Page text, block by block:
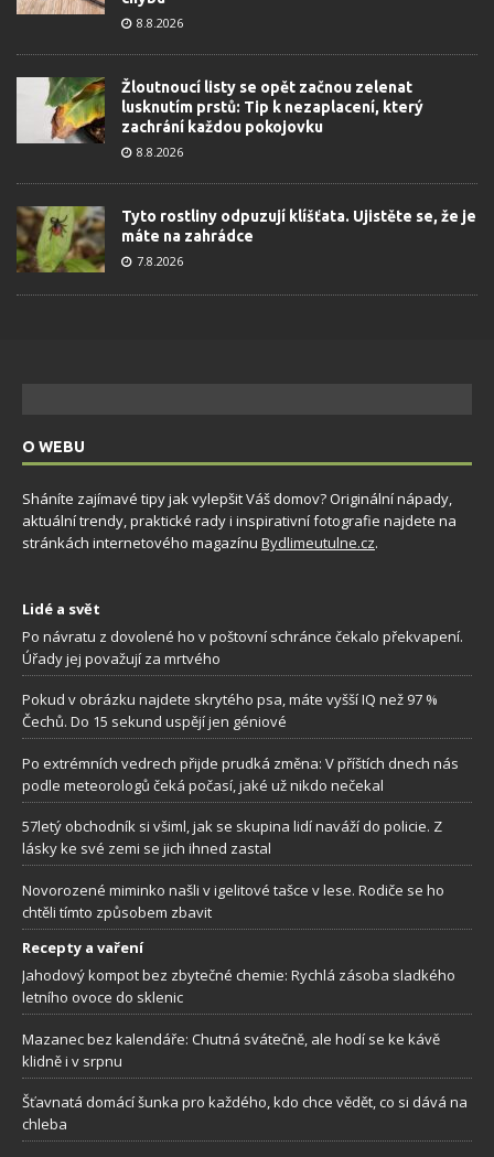
8.8.2026
Žloutnoucí listy se opět začnou zelenat
lusknutím prstů: Tip k nezaplacení, který
zachrání každou pokojovku
8.8.2026
Tyto rostliny odpuzují klíšťata. Ujistěte se, že je
máte na zahrádce
7.8.2026
O WEBU
Sháníte zajímavé tipy jak vylepšit Váš domov? Originální nápady,
aktuální trendy, praktické rady i inspirativní fotografie najdete na
stránkách internetového magazínu Bydlimeutulne.cz.
Lidé a svět
Po návratu z dovolené ho v poštovní schránce čekalo překvapení.
Úřady jej považují za mrtvého
Pokud v obrázku najdete skrytého psa, máte vyšší IQ než 97 %
Čechů. Do 15 sekund uspějí jen géniové
Po extrémních vedrech přijde prudká změna: V příštích dnech nás
podle meteorologů čeká počasí, jaké už nikdo nečekal
57letý obchodník si všiml, jak se skupina lidí naváží do policie. Z
lásky ke své zemi se jich ihned zastal
Novorozené miminko našli v igelitové tašce v lese. Rodiče se ho
chtěli tímto způsobem zbavit
Recepty a vaření
Jahodový kompot bez zbytečné chemie: Rychlá zásoba sladkého
letního ovoce do sklenic
Mazanec bez kalendáře: Chutná svátečně, ale hodí se ke kávě
klidně i v srpnu
Šťavnatá domácí šunka pro každého, kdo chce vědět, co si dává na
chleba